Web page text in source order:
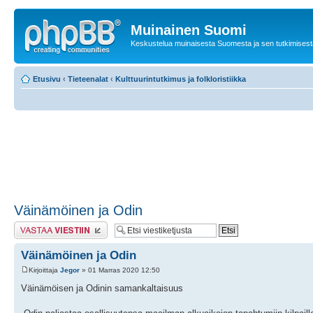
Muinainen Suomi
Keskustelua muinaisesta Suomesta ja sen
Etusivu ‹ Tieteenalat ‹ Kulttuurintutkimus ja folkloristiikka
Väinämöinen ja Odin
Lähetä vastaus
Väinämöinen ja Odin
Kirjoittaja Jegor » 01 Marras 2020 12:50
Väinämöisen ja Odinin samankaltaisuus